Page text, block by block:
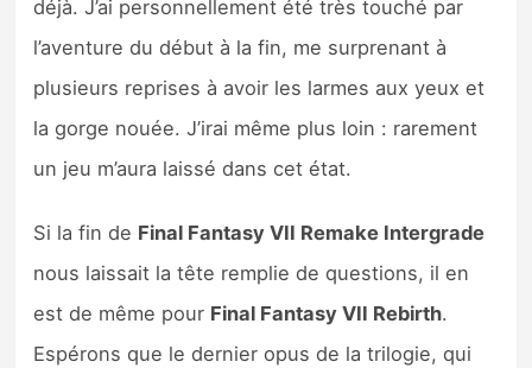
déjà. J’ai personnellement été très touché par
l’aventure du début à la fin, me surprenant à
plusieurs reprises à avoir les larmes aux yeux et
la gorge nouée. J’irai même plus loin : rarement
un jeu m’aura laissé dans cet état.
Si la fin de Final Fantasy VII Remake Intergrade
nous laissait la tête remplie de questions, il en
est de même pour Final Fantasy VII Rebirth.
Espérons que le dernier opus de la trilogie, qui